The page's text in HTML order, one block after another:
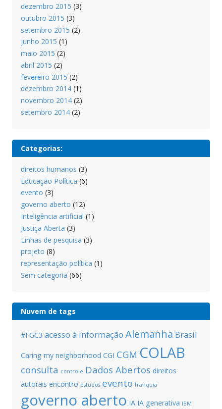
dezembro 2015 (3)
outubro 2015 (3)
setembro 2015 (2)
junho 2015 (1)
maio 2015 (2)
abril 2015 (2)
fevereiro 2015 (2)
dezembro 2014(1)
novembro 2014(2)
setembro 2014(2)
Categorias:
direitos humanos (3)
Educação Política (6)
evento (3)
governo aberto (12)
Inteligência artificial (1)
Justiça Aberta (3)
Linhas de pesquisa (3)
projeto (8)
representação política (1)
Sem categoria (66)
Nuvem de tags
#FGC3 acesso à informação Alemanha Brasil
Caring my neighborhood CGI CGM COLAB
consulta controle Dados Abertos direitos
autorais encontro estudos evento franquia
governo aberto IA IA generativa IBM